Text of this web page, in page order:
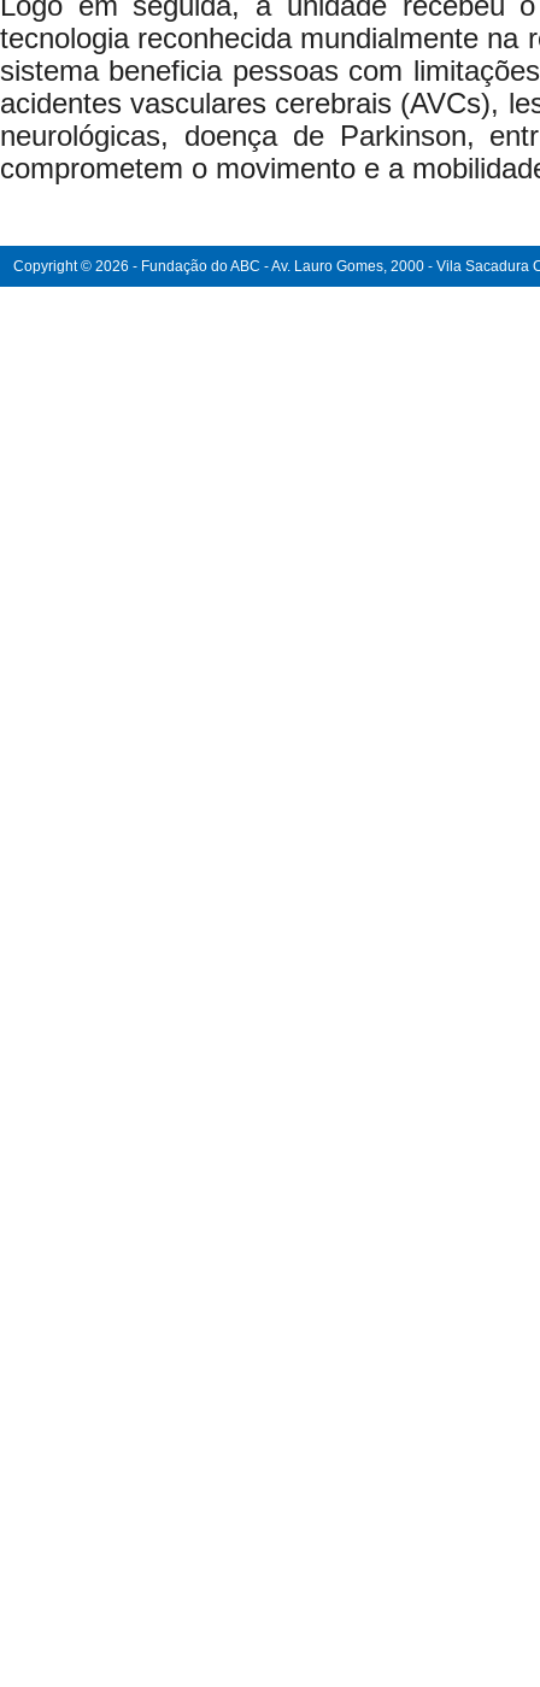
tecnologia reconhecida mundialmente na
sistema beneficia pessoas com
acidentes vasculares cerebrais (AVCs),
neurológicas, doença de Parkinson,
comprometem o movimento e a
Copyright © 2026 - Fundação do ABC - Av. Lauro Gomes, 2000 - Vila